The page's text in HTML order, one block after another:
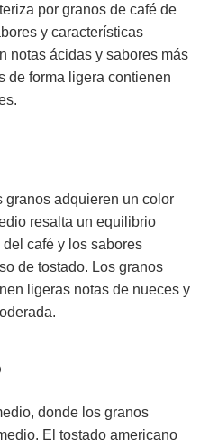
por granos de café de
y características
notas ácidas y sabores más
de forma ligera contienen
granos adquieren un color
resalta un equilibrio
café y los sabores
de tostado. Los granos
ligeras notas de nueces y
donde los granos
El tostado americano